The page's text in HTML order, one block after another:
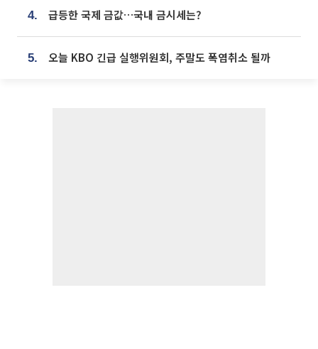
4. 급등한 국제 금값…국내 금시세는?
5. 오늘 KBO 긴급 실행위원회, 주말도 폭염취소 될까